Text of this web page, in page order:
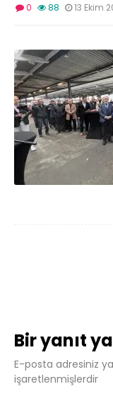
0 88 13 Ekim
Bir yanıt
E-posta adresiniz
işaretlenmişlerdir